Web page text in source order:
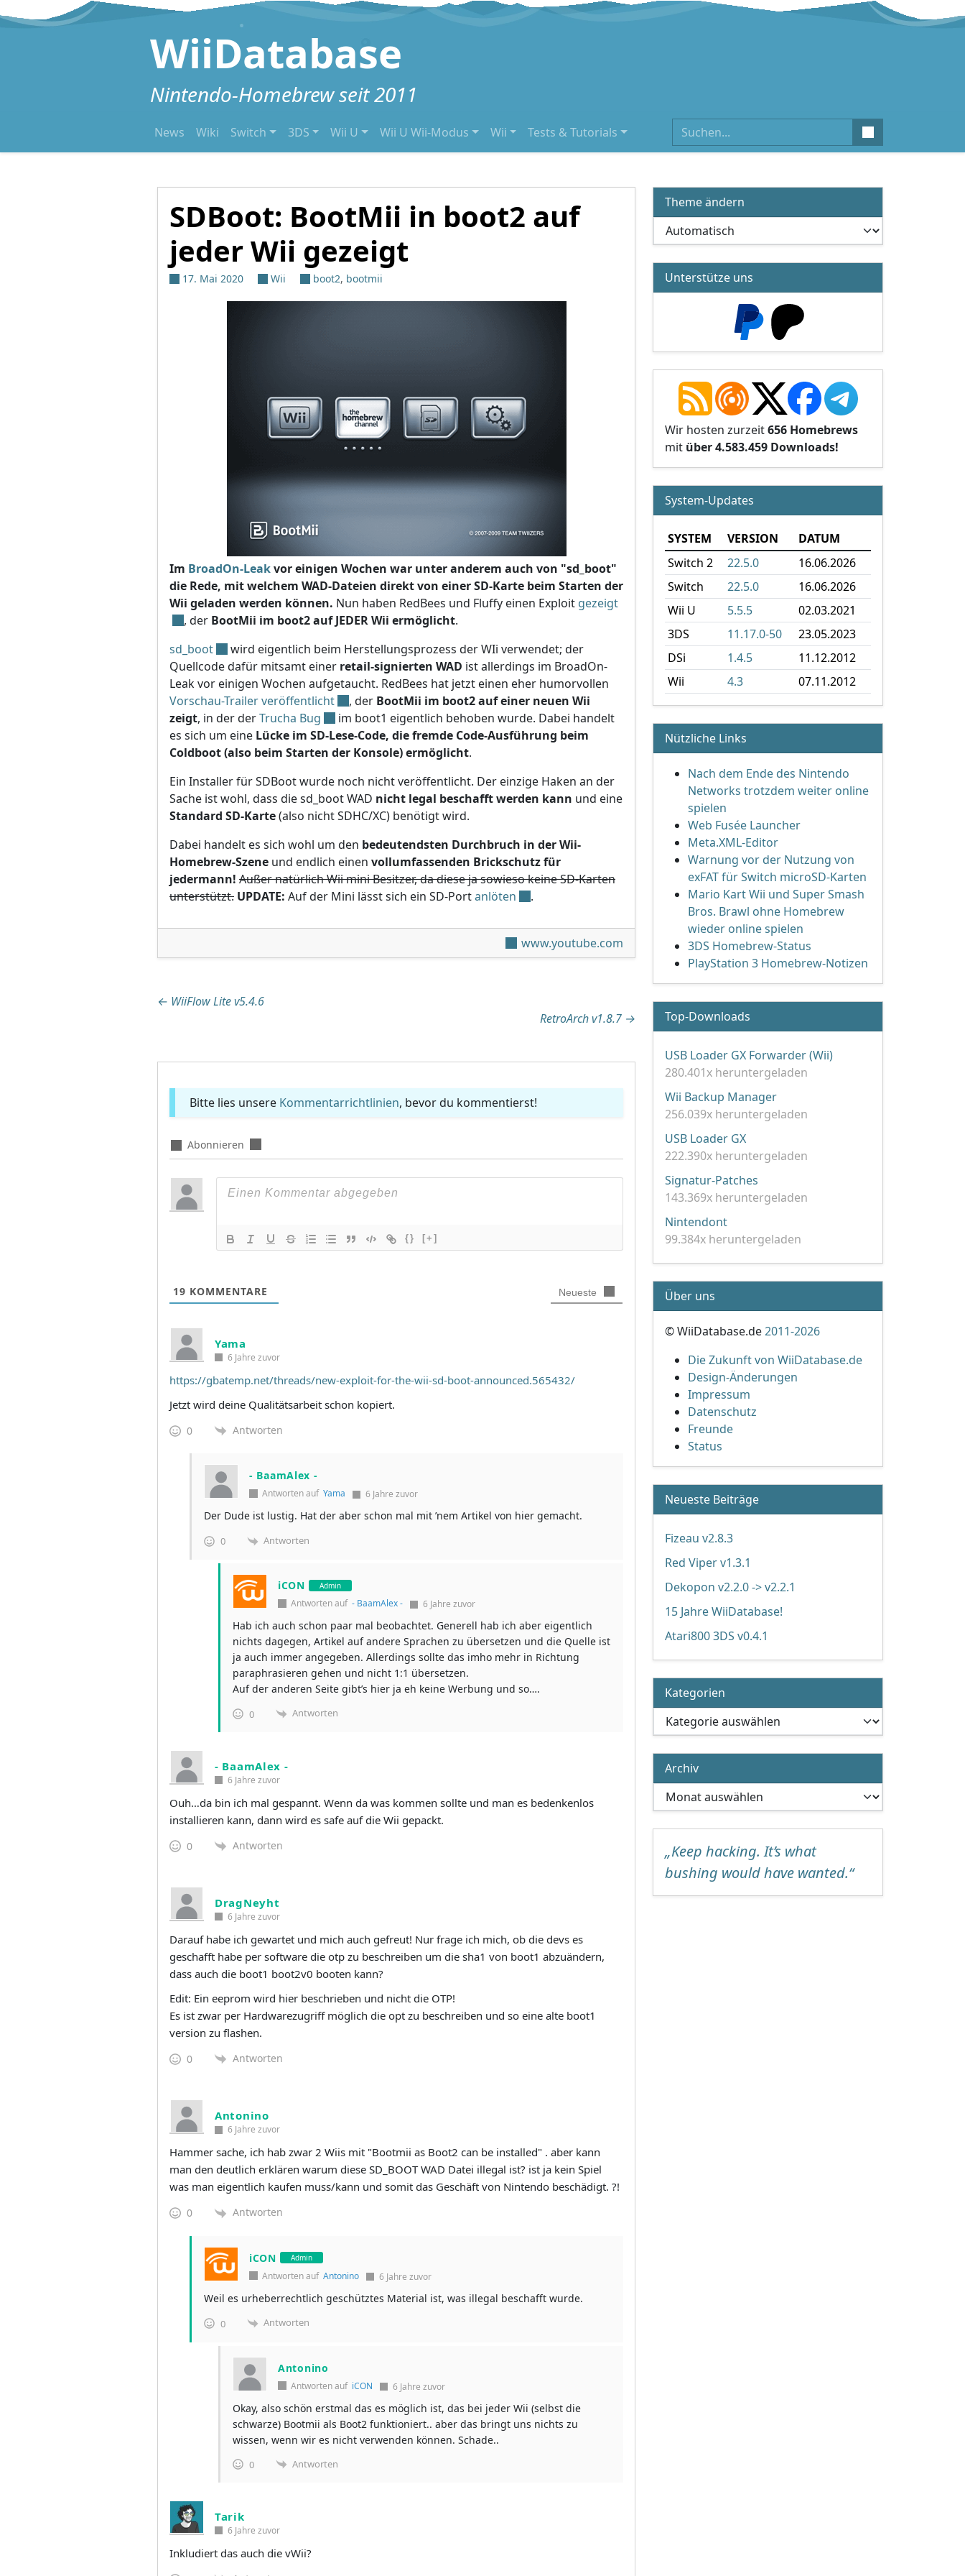
Zum Inhalt springen
WiiDatabase
Nintendo-Homebrew seit 2011
News Wiki Switch 3DS Wii U Wii U Wii-Modus Wii Tests & Tutorials Suchen
SDBoot: BootMii in boot2 auf
jeder Wii gezeigt
17. Mai 2020 Wii boot2, bootmii
Im BroadOn-Leakvor einigen Wochen war unter anderem auch von "sd_boot"
die Rede, mit welchem WAD-Dateien direkt von einer SD-Karte beim Starten der
Wii geladen werden können. Nun haben RedBees und Fluffy einen Exploit gezeigt
, der BootMii im boot2 auf JEDER Wii ermöglicht.
sd_boot
wird eigentlich beim Herstellungsprozess der WIi verwendet; der
Quellcode dafür mitsamt einer retail-signierten WAD ist allerdings im BroadOn-
Leak vor einigen Wochen aufgetaucht. RedBees hat jetzt einen eher humorvollen
Vorschau-Trailer veröffentlicht
, der BootMii im boot2 auf einer neuen Wii
zeigt, in der derTrucha Bug
im boot1 eigentlich behoben wurde. Dabei handelt
es sich um eine Lücke im SD-Lese-Code, die fremde Code-Ausführung beim
Coldboot (also beim Starten der Konsole) ermöglicht.
Ein Installer für SDBoot wurde noch nicht veröffentlicht. Der einzige Haken an der
Sache ist wohl, dass die sd_boot WAD nicht legal beschafft werden kann und eine
Standard SD-Karte(also nicht SDHC/XC) benötigt wird.
Dabei handelt es sich wohl um den bedeutendsten Durchbruch in der Wii-
Homebrew-Szene und endlich einen vollumfassenden Brickschutz für
jedermann! Außer natürlich Wii mini Besitzer, da diese ja sowieso keine SD-Karten
unterstützt. UPDATE: Auf der Mini lässt sich ein SD-Portanlöten .
www.youtube.com
Beitragsnavigation
← WiiFlow Lite v5.4.6
RetroArch v1.8.7 →
Bitte lies unsere Kommentarrichtlinien, bevor du kommentierst!
Abonnieren
{} [+]
19 KOMMENTARE Neueste
Yama
6 Jahre zuvor
https://gbatemp.net/threads/new-exploit-for-the-wii-sd-boot-announced.565432/
Jetzt wird deine Qualitätsarbeit schon kopiert.
0 Antworten
- BaamAlex -
Antworten auf Yama 6 Jahre zuvor
Der Dude ist lustig. Hat der aber schon mal mit ’nem Artikel von hier gemacht.
0 Antworten
iCON Admin
Antworten auf - BaamAlex - 6 Jahre zuvor
Hab ich auch schon paar mal beobachtet. Generell hab ich aber eigentlich
nichts dagegen, Artikel auf andere Sprachen zu übersetzen und die Quelle ist
ja auch immer angegeben. Allerdings sollte das imho mehr in Richtung
paraphrasieren gehen und nicht 1:1 übersetzen.
Auf der anderen Seite gibt’s hier ja eh keine Werbung und so….
0 Antworten
- BaamAlex -
6 Jahre zuvor
Ouh…da bin ich mal gespannt. Wenn da was kommen sollte und man es bedenkenlos
installieren kann, dann wird es safe auf die Wii gepackt.
0 Antworten
DragNeyht
6 Jahre zuvor
Darauf habe ich gewartet und mich auch gefreut! Nur frage ich mich, ob die devs es
geschafft habe per software die otp zu beschreiben um die sha1 von boot1 abzuändern,
dass auch die boot1 boot2v0 booten kann?
Edit: Ein eeprom wird hier beschrieben und nicht die OTP!
Es ist zwar per Hardwarezugriff möglich die opt zu beschreiben und so eine alte boot1
version zu flashen.
0 Antworten
Antonino
6 Jahre zuvor
Hammer sache, ich hab zwar 2 Wiis mit "Bootmii as Boot2 can be installed" . aber kann
man den deutlich erklären warum diese SD_BOOT WAD Datei illegal ist? ist ja kein Spiel
was man eigentlich kaufen muss/kann und somit das Geschäft von Nintendo beschädigt. ?!
0 Antworten
iCON Admin
Antworten auf Antonino 6 Jahre zuvor
Weil es urheberrechtlich geschütztes Material ist, was illegal beschafft wurde.
0 Antworten
Antonino
Antworten auf iCON 6 Jahre zuvor
Okay, also schön erstmal das es möglich ist, das bei jeder Wii (selbst die
schwarze) Bootmii als Boot2 funktioniert.. aber das bringt uns nichts zu
wissen, wenn wir es nicht verwenden können. Schade..
0 Antworten
Tarik
6 Jahre zuvor
Inkludiert das auch die vWii?
Theme ändern
Unterstütze uns
Wir hosten zurzeit656 Homebrews
mit über 4.583.459 Downloads!
System-Updates
SYSTEM VERSION
DATUM
Switch 2
22.5.0
16.06.2026
Switch
22.5.0
16.06.2026
Wii U
5.5.5
02.03.2021
3DS
11.17.0-50
23.05.2023
DSi
1.4.5
11.12.2012
Wii
4.3 07.11.2012
Nützliche Links
Nach dem Ende des Nintendo
Networks trotzdem weiter online
spielen
Web Fusée Launcher
Meta.XML-Editor
Warnung vor der Nutzung von
exFAT für Switch microSD-Karten
Mario Kart Wii und Super Smash
Bros. Brawl ohne Homebrew
wieder online spielen
3DS Homebrew-Status
PlayStation 3 Homebrew-Notizen
Top-Downloads
USB Loader GX Forwarder (Wii)
280.401x heruntergeladen
Wii Backup Manager
256.039x heruntergeladen
USB Loader GX
222.390x heruntergeladen
Signatur-Patches
143.369x heruntergeladen
Nintendont
99.384x heruntergeladen
Über uns
© WiiDatabase.de2011-2026
Die Zukunft von WiiDatabase.de
Design-Änderungen
Impressum
Datenschutz
Freunde
Status
Neueste Beiträge
Fizeau v2.8.3
Red Viper v1.3.1
Dekopon v2.2.0 -> v2.2.1
15 Jahre WiiDatabase!
Atari800 3DS v0.4.1
Kategorien
Kategorien
Archiv
Archiv
„Keep hacking. It’s what
bushing would have wanted.“